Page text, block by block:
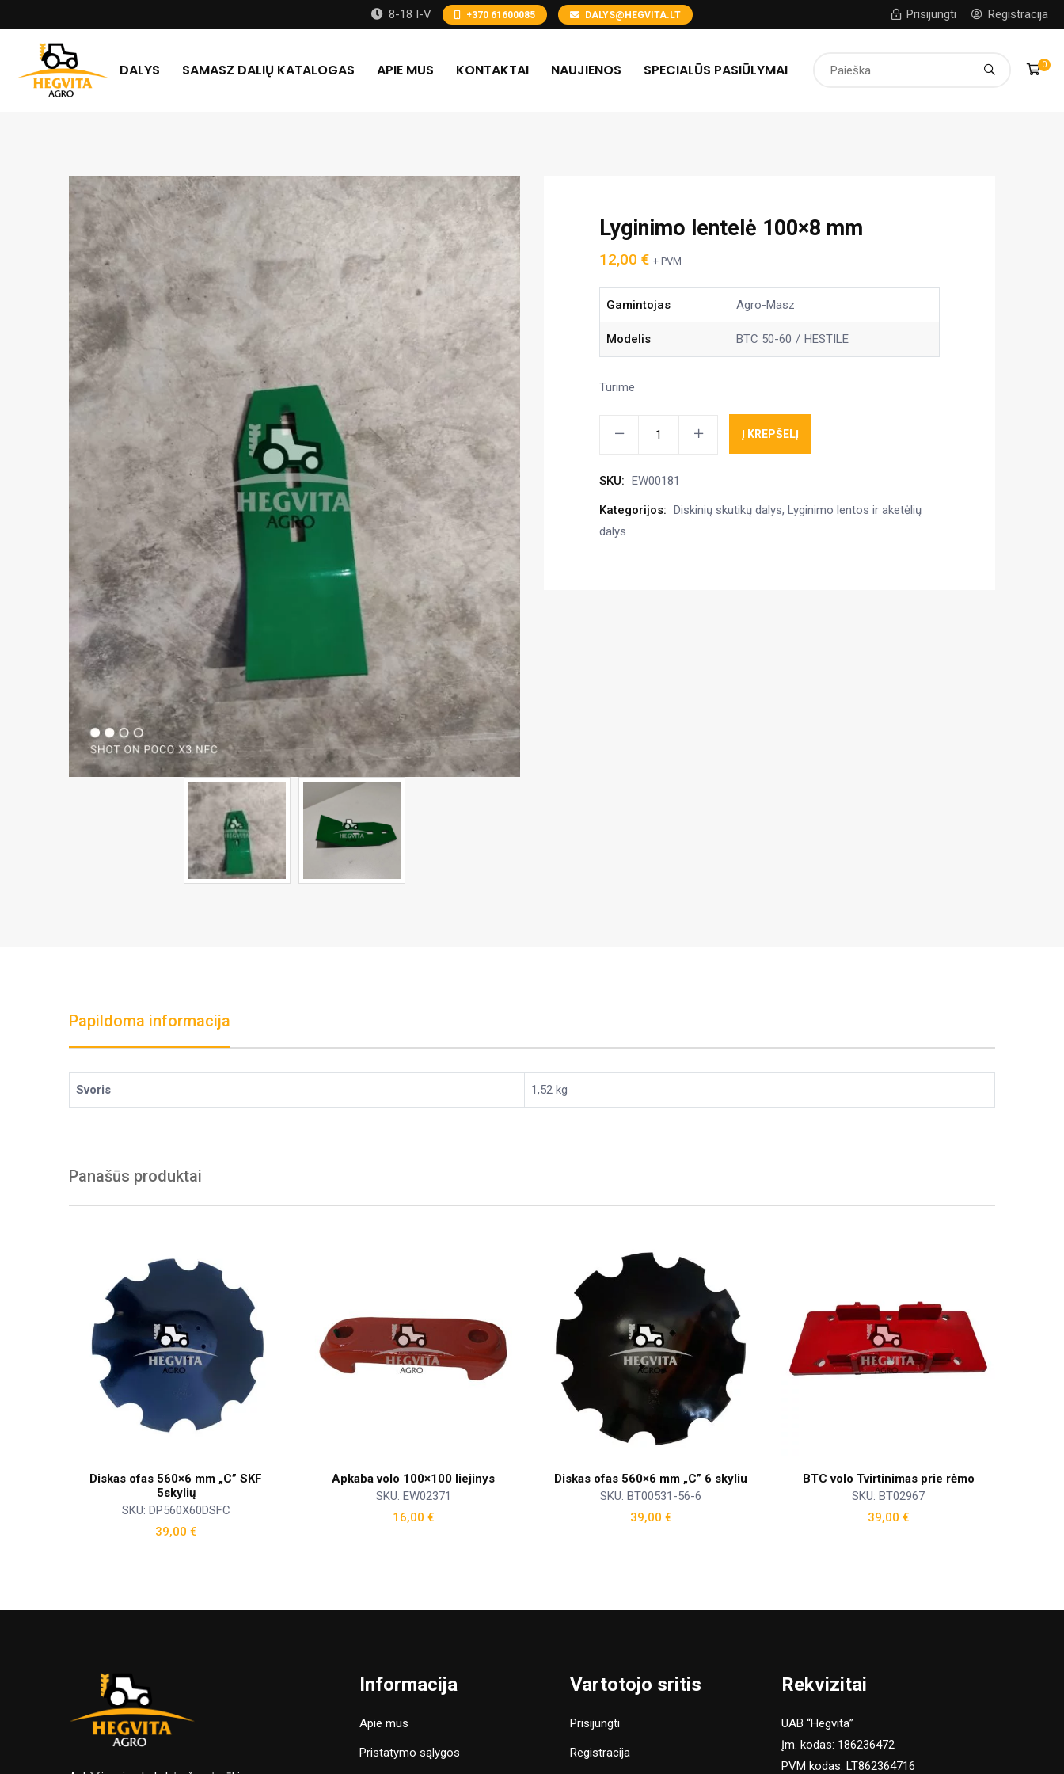
8-18 I-V +370 61600085 DALYS@HEGVITA.LT Prisijungti Registracija
DALYS SAMASZ DALIŲ KATALOGAS APIE MUS KONTAKTAI NAUJIENOS SPECIALŪS PASIŪLYMAI 0
Lyginimo lentelė 100×8 mm
12,00 € + PVM
Gamintojas Agro-Masz
Modelis BTC 50-60 HESTILE
Turime
mm
kiekis
Į KREPŠELĮ
SKU: EW00181
Kategorijos: Diskinių skutikų dalys, Lyginimo lentos ir aketėlių
dalys
Papildoma informacija
Svoris 1,52 kg
Panašūs produktai
Diskas ofas 560×6 mm „C” SKF
5skylių
SKU: DP560X60DSFC
39,00 €
Apkaba volo 100×100 liejinys
SKU: EW02371
16,00 €
Diskas ofas 560×6 mm „C” 6 skyliu
SKU: BT00531-56-6
39,00 €
BTC volo Tvirtinimas prie rėmo
SKU: BT02967
39,00 €
Informacija
Apie mus
Pristatymo sąlygos
Vartotojo sritis
Prisijungti
Registracija
Rekvizitai
UAB “Hegvita”
Įm. kodas: 186236472
PVM kodas: LT862364716